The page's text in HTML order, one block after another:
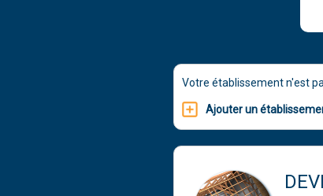
Votre établissement n'est
Ajouter un